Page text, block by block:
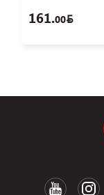
161.00